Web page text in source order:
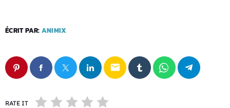
ÉCRIT PAR: ANIMIX
email
RATE IT